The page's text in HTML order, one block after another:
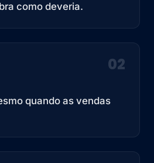
como deveria.
02
quando as vendas